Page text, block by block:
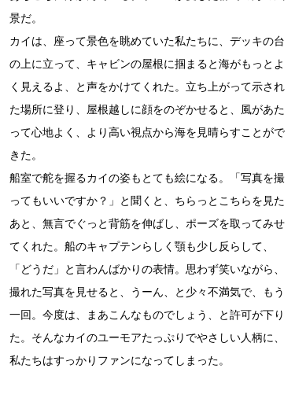
景だ。
カイは、座って景色を眺めていた私たちに、デッキの台
の上に立って、キャビンの屋根に掴まると海がもっとよ
く見えるよ、と声をかけてくれた。立ち上がって示され
た場所に登り、屋根越しに顔をのぞかせると、風があた
って心地よく、より高い視点から海を見晴らすことがで
きた。
船室で舵を握るカイの姿もとても絵になる。「写真を撮
ってもいいですか？」と聞くと、ちらっとこちらを見た
あと、無言でぐっと背筋を伸ばし、ポーズを取ってみせ
てくれた。船のキャプテンらしく顎も少し反らして、
「どうだ」と言わんばかりの表情。思わず笑いながら、
撮れた写真を見せると、うーん、と少々不満気で、もう
一回。今度は、まあこんなものでしょう、と許可が下り
た。そんなカイのユーモアたっぷりでやさしい人柄に、
私たちはすっかりファンになってしまった。